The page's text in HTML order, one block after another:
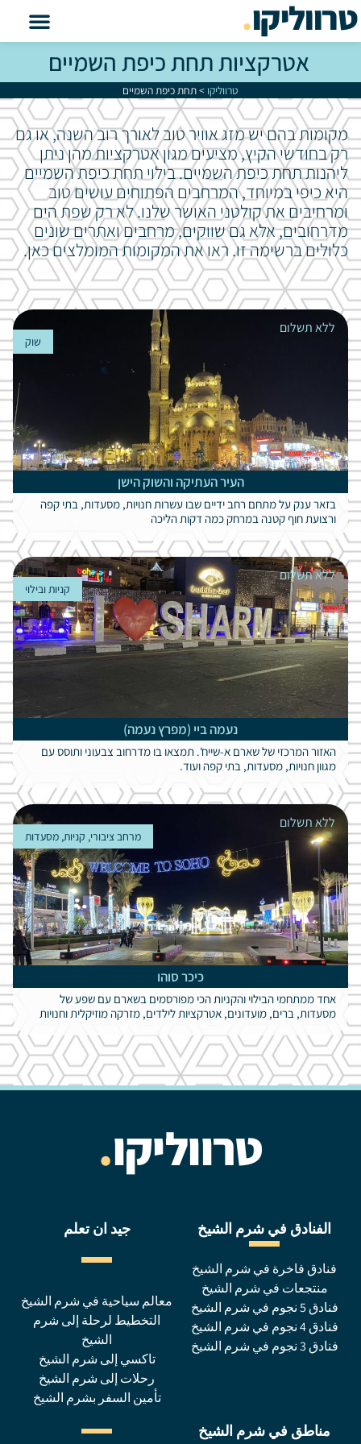
טרווליקו.
אטרקציות תחת כיפת השמיים
טרווליקו >תחת כיפת השמיים
מקומות בהם יש מזג אוויר טוב לאורך רוב השנה, או גם
רק בחודשי הקיץ, מציעים מגון אטרקציות מהן ניתן
ליהנות תחת כיפת השמיים. בילוי תחת כיפת השמיים
היא כיפי במיוחד, המרחבים הפתוחים עושים טוב
ומרחיבים את קולטני האושר שלנו. לא רק שפת הים
מדרחובים, אלא גם שווקים, מרחבים ואתרים שונים
כלולים ברשימה זו. ראו את המקומות המומלצים כאן.
ללא תשלום
העיר העתיקה והשוק הישן
בזאר ענק על מתחם רחב ידיים שבו עשרות חנויות, מסעדות, בתי קפה
ורצועת חוף קטנה במרחק כמה דקות הליכה
שוק
ללא תשלום
נעמה ביי (מפרץ נעמה)
האזור המרכזי של שארם א-שייח'. תמצאו בו מדרחוב צבעוני ותוסס עם
מגוון חנויות, מסעדות, בתי קפה ועוד.
קניות ובילוי
ללא תשלום
כיכר סוהו
אחד ממתחמי הבילוי והקניות הכי מפורסמים בשארם עם שפע של
מסעדות, ברים, מועדונים, אטרקציות לילדים, מזרקה מוזיקלית וחנויות
מרחב ציבורי, קניות, מסעדות
טרווליקו.
الفنادق في شرم الشيخ
فنادق فاخرة في شرم الشيخ
منتجعات في شرم الشيخ
فنادق 5 نجوم في شرم الشيخ
فنادق 4 نجوم في شرم الشيخ
فنادق 3 نجوم في شرم الشيخ
جيد ان تعلم
معالم سياحية في شرم الشيخ
التخطيط لرحلة إلى شرم
الشيخ
تاكسي إلى شرم الشيخ
رحلات إلى شرم الشيخ
تأمين السفر بشرم الشيخ
مناطق في شرم الشيخ